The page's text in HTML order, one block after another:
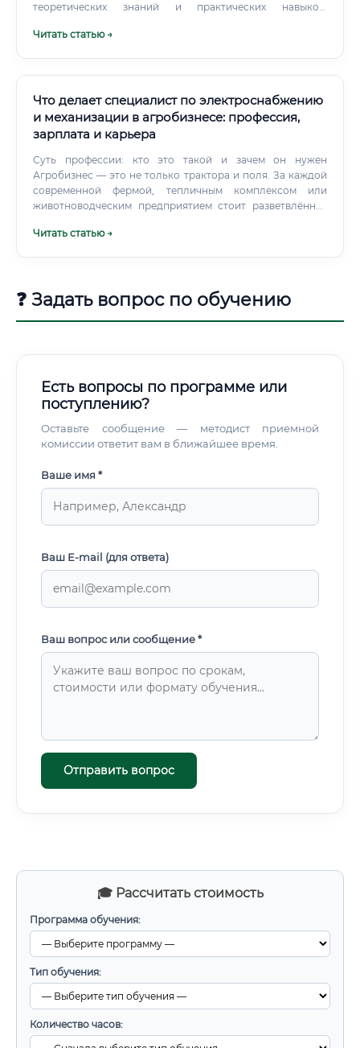
🎓 Рассчитать стоимость
Программа обучения:
Тип обучения:
Количество часов:
теоретических знаний и практических навыков.
диплом ВУЗа или колледжа по смежной специальности,
электрика или инженера КИПиА на производстве.
Читать статью →
Что делает специалист по электроснабжению
и механизации в агробизнесе: профессия,
зарплата и карьера
Суть профессии: кто это такой и зачем он нужен
Агробизнес — это не только трактора и поля. За каждой
современной фермой, тепличным комплексом или
животноводческим предприятием стоит разветвлённая
Читать статью →
❓ Задать вопрос по обучению
Есть вопросы по программе или
поступлению?
Оставьте сообщение — методист приемной
комиссии ответит вам в ближайшее время.
Ваше имя *
Ваш E-mail (для ответа)
Ваш вопрос или сообщение *
Отправить вопрос